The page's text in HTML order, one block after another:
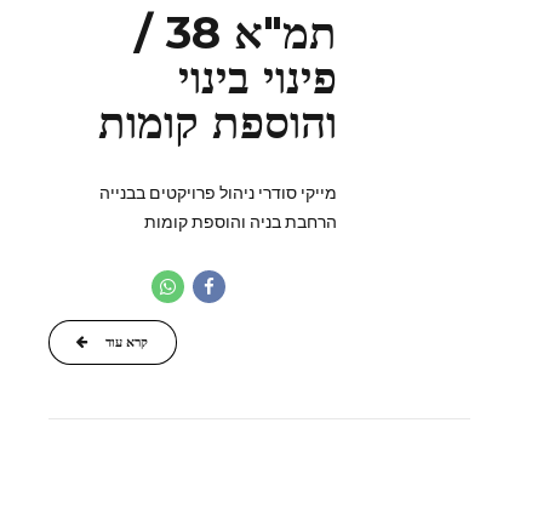
תמ"א 38 /
פינוי בינוי
והוספת קומות
מייקי סודרי ניהול פרויקטים בבנייה
הרחבת בניה והוספת קומות
קרא עוד